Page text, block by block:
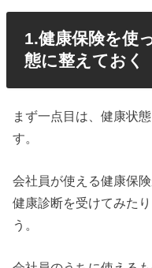
1.健康保険を使
態に整えておく
まず一点目は、健康状
す。
会社員が使える健康保
健康診断を受けてみた
う。